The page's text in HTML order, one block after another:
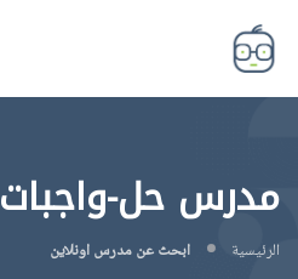
مدرس حل-واجبات
الرئيسية ابحث عن مدرس اونلاين